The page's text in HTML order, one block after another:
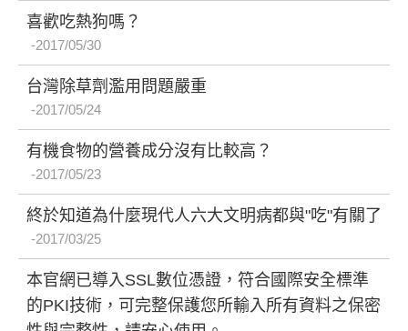
喜歡吃熱狗嗎？
2017/05/30
台灣除草劑濫用問題嚴重
2017/05/24
有機食物的營養成分沒有比較高？
2017/05/23
終於知道為什麼現代人六大文明病都與"吃"有關了
2017/03/25
本官網已導入SSL數位憑證，符合國際安全標準
的PKI技術，可完整保護您所輸入所有資料之保密